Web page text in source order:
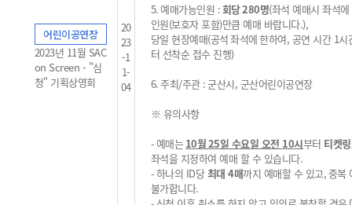
어린이공연장
2023년 11월 SAC
on Screen - "심
청" 기획상영회
20
23
-1
1-
04
5. 예매가능인원 :회당280명(좌석 예매시 좌석
인원(보호자 포함)만큼 예매 바랍니다.),
당일 현장예매(공석좌석에한하여, 공연 시간 1시
터 선착순 접수 진행)
6.주최/주관 :군산시, 군산어린이공연장
※ 유의사항
- 예매는10월 25일 수요일 오전 10시부터 티켓
좌석을 지정하여 예매 할 수 있습니다.
-하나의 ID당최대 4매까지 예매할 수 있고,중복
불가합니다.